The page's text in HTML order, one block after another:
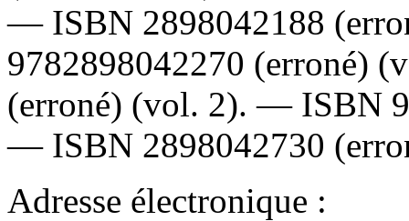
— ISBN 2898042188
9782898042270 (erroné)
(erroné) (vol. 2). — ISBN
— ISBN 2898042730
Adresse électronique :